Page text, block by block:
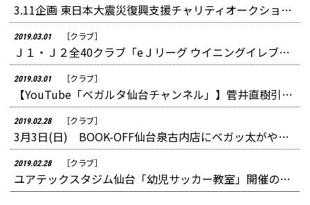
3.11企画 東日本大震災復興支援チャリティオークション開始のお知らせ
2019.03.01 ［クラブ］
Ｊ１・Ｊ２全40クラブ「eＪリーグ ウイニングイレブン 2019シーズン」Ｊリーグ・KONAMI共同開催
2019.03.01 ［クラブ］
【YouTube「ベガルタ仙台チャンネル」】菅井直樹引退セレモニー(2月23日 2019明治安田生命J1リーグ 第1節 浦和レッズ戦)を 公開しました。
2019.02.28 ［クラブ］
3月3日(日) BOOK-OFF仙台泉古内店にベガッ太がやってくる！
2019.02.28 ［クラブ］
ユアテックスタジム仙台「幼児サッカー教室」開催のお知らせ